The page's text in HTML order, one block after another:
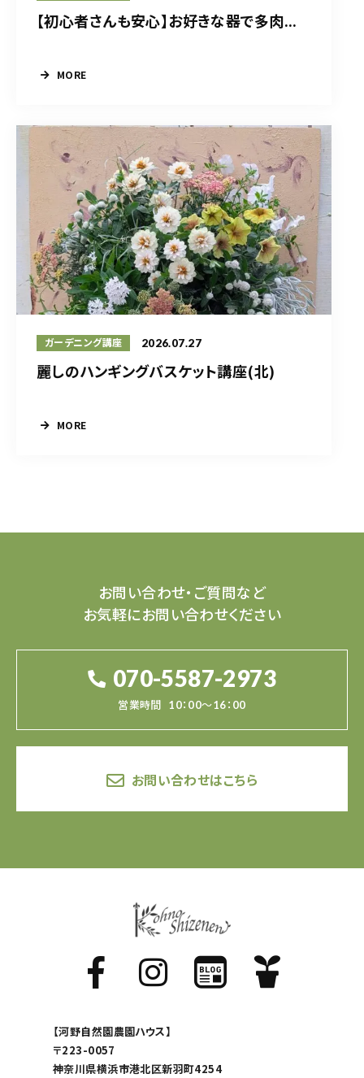
【初心者さんも安心】お好きな器で多肉...
MORE
ガーデニング講座 2026.07.27
麗しのハンギングバスケット講座(北)
MORE
お問い合わせ・ご質問など
お気軽にお問い合わせください
070-5587-2973
営業時間 10：00～16：00
お問い合わせはこちら
【河野自然園農園ハウス】
〒223-0057
神奈川県横浜市港北区新羽町4254